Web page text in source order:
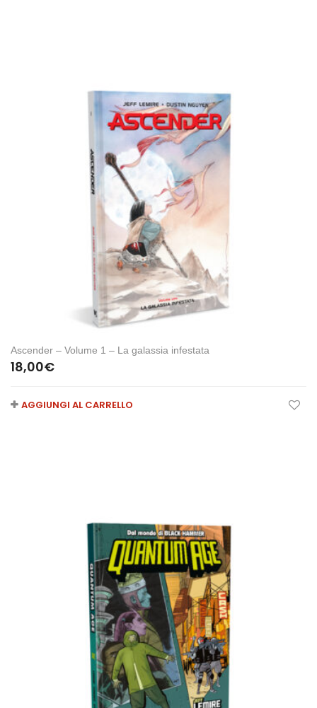
Ascender – Volume 1 – La galassia infestata
18,00€
AGGIUNGI AL CARRELLO